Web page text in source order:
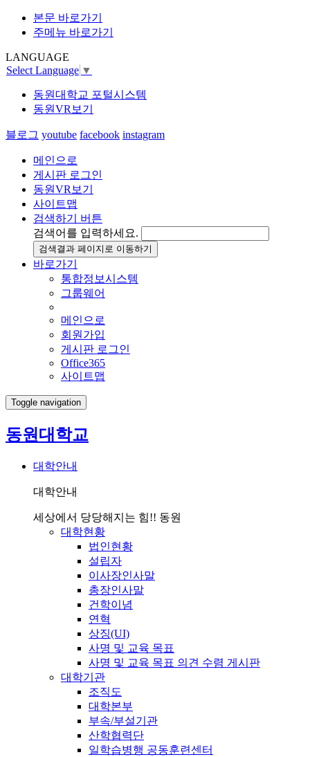
본문 바로가기
주메뉴 바로가기
LANGUAGE
Select Language ▼
동원대학교 포털시스템
동원VR보기
블로그 youtube facebook instagram
메인으로
게시판 로그인
동원VR보기
사이트맵
검색하기 버튼
검색어를 입력하세요.
검색결과 페이지로 이동하기
바로가기
통합정보시스템
그룹웨어
메인으로
회원가입
게시판 로그인
Office365
사이트맵
Toggle navigation
동원대학교
대학안내
대학안내
세상에서 당당해지는 힘!! 동원
대학현황
법인현황
설립자
이사장인사말
총장인사말
건학이념
연혁
상징(UI)
사명 및 교육 목표
사명 및 교육 목표 의견 수렴 게시판
대학기관
조직도
대학본부
부속/부설기관
산학협력단
일학습병행 공동훈련센터